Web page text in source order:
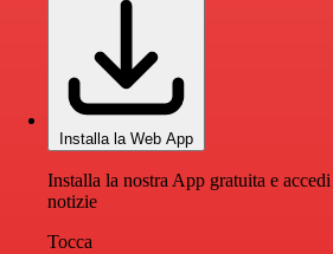
Installa la Web App
Installa la nostra App gratuita e
notizie
Tocca